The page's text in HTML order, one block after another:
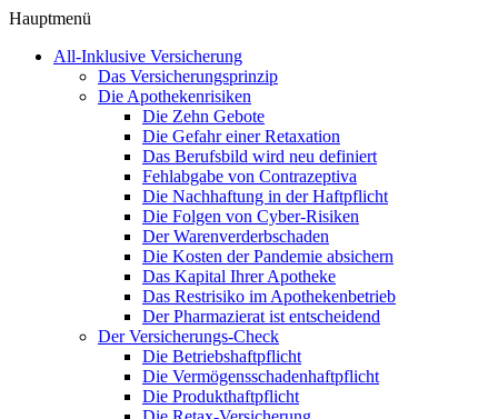
Hauptmenü
All-Inklusive Versicherung
Das Versicherungsprinzip
Die Apothekenrisiken
Die Zehn Gebote
Die Gefahr einer Retaxation
Das Berufsbild wird neu definiert
Fehlabgabe von Contrazeptiva
Die Nachhaftung in der Haftpflicht
Die Folgen von Cyber-Risiken
Der Warenverderbschaden
Die Kosten der Pandemie absichern
Das Kapital Ihrer Apotheke
Das Restrisiko im Apothekenbetrieb
Der Pharmazierat ist entscheidend
Der Versicherungs-Check
Die Betriebshaftpflicht
Die Vermögensschadenhaftpflicht
Die Produkthaftpflicht